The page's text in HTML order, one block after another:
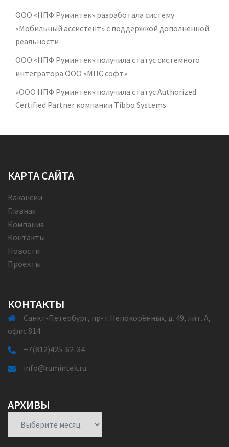
ООО «НПФ Руминтек» разработала систему
«Мобильный ассистент» с поддержкой дополненной
реальности
ООО «НПФ Руминтек» получила статус системного
интегратора ООО «МПС софт»
«ООО НПФ Руминтек» получила статус Authorized
Certified Partner компании Tibbo Systems
КАРТА САЙТА
Вакансии
Главная
Компания
Контакты
Новости
Проекты
КОНТАКТЫ
Санкт-Петербург, пр-т Непокорённых, д. 49, лит. А,
офис 814
+7(812)425-62-34
info@rumintek.ru
АРХИВЫ